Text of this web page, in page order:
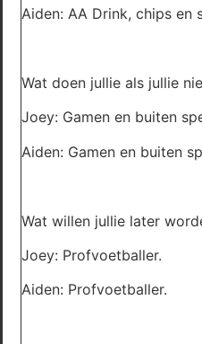
Aiden: AA Drink, chips en
Wat doen jullie als jullie
Joey: Gamen en buiten
Aiden: Gamen en buiten
Wat willen jullie later
Joey: Profvoetballer.
Aiden: Profvoetballer.